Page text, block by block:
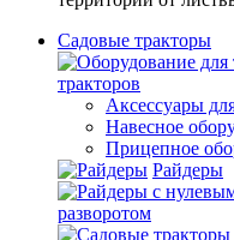
Садовые тракторы
тракторов
Аксессуары
Навесное
Прицепное
Райдеры
разворотом